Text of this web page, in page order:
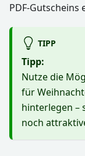
PDF-Gutscheins
TIPP
Tipp:
Nutze die
für
hinterlegen –
noch